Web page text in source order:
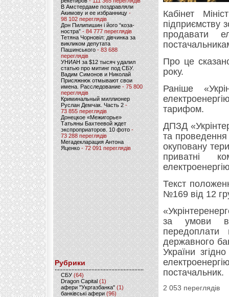
В Амстердаме поздравляли
Акимову и ее избранницу -
98 102 переглядів
Дон Пилипишин і його “коза-
ностра” - 84 777 переглядів
Тетяна Чорновіл: дівчинка за
викликом депутата
Пашинського- 83 688
переглядів
УНИАН за $12 тысяч удалил
статью про митинг под СБУ.
Вадим Симонов и Николай
Присяжнюк отмывают свои
имена. Расследование - 75 800
переглядів
Криминальный миллионер
Руслан Демчак. Часть 2-
73 855 переглядів
Донецкое «Межигорье»
Татьяны Бахтеевой ждет
экспроприаторов. 10 фото -
73 288 переглядів
Мегадекларация Антона
Яценко - 72 091 переглядів
Рубрики
CБУ (64)
Dragon Capital (1)
афери "Укргазбанка" (1)
банківські афери (96)
Кабінет
підприємству
продавати
Про це
року.
Раніше
тарифом.
ДПЗД
та проведення
окуповану
приватні
Текст
№169 від 12
за умови
державного
України
постачальник.
2 053 переглядів